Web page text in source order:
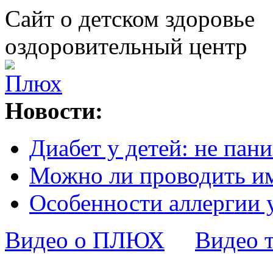
Сайт о детском здоровье
оздоровительный центр
Новости:
Диабет у детей: не
Можно ли проводить
Особенности аллергии
Видео о ПЛЮХ
Видео